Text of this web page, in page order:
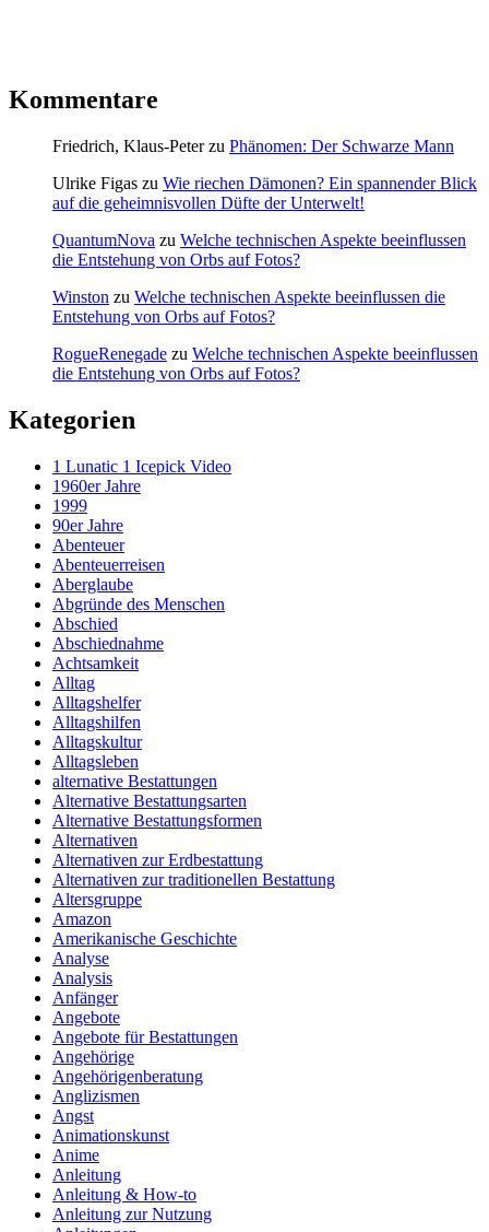
Kommentare
Friedrich, Klaus-Peterzu Phänomen: Der Schwarze Mann
Ulrike Figas zu Wie riechen Dämonen? Ein spannender Blick
auf die geheimnisvollen Düfte der Unterwelt!
QuantumNova zu Welche technischen Aspekte beeinflussen
die Entstehung von Orbs auf Fotos?
Winston zu Welche technischen Aspekte beeinflussen die
Entstehung von Orbs auf Fotos?
RogueRenegade zu Welche technischen Aspekte beeinflussen
die Entstehung von Orbs auf Fotos?
Kategorien
1 Lunatic 1 Icepick Video
1960er Jahre
1999
90er Jahre
Abenteuer
Abenteuerreisen
Aberglaube
Abgründe des Menschen
Abschied
Abschiednahme
Achtsamkeit
Alltag
Alltagshelfer
Alltagshilfen
Alltagskultur
Alltagsleben
alternative Bestattungen
Alternative Bestattungsarten
Alternative Bestattungsformen
Alternativen
Alternativen zur Erdbestattung
Alternativen zur traditionellen Bestattung
Altersgruppe
Amazon
Amerikanische Geschichte
Analyse
Analysis
Anfänger
Angebote
Angebote für Bestattungen
Angehörige
Angehörigenberatung
Anglizismen
Angst
Animationskunst
Anime
Anleitung
Anleitung & How‑to
Anleitung zur Nutzung